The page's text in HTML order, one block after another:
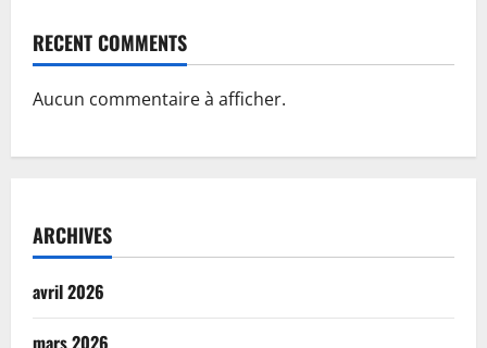
RECENT COMMENTS
Aucun commentaire à afficher.
ARCHIVES
avril 2026
mars 2026